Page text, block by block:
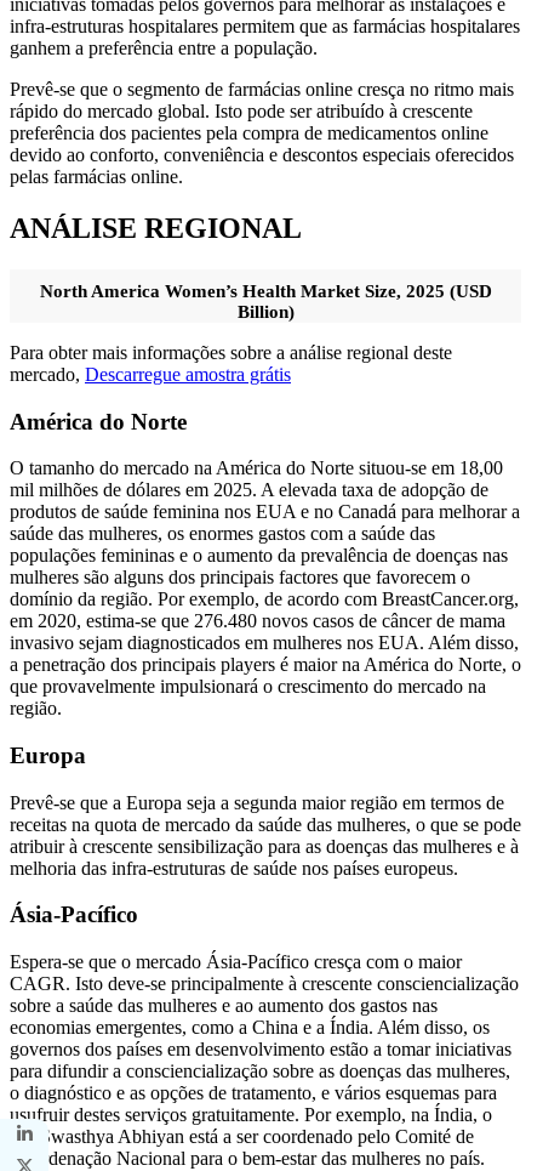
iniciativas tomadas pelos governos para melhorar as instalações e
infra-estruturas hospitalares permitem que as farmácias hospitalares
ganhem a preferência entre a população.
Prevê-se que o segmento de farmácias online cresça no ritmo mais
rápido do mercado global. Isto pode ser atribuído à crescente
preferência dos pacientes pela compra de medicamentos online
devido ao conforto, conveniência e descontos especiais oferecidos
pelas farmácias online.
ANÁLISE REGIONAL
North America Women’s Health Market Size, 2025 (USD
Billion)
Para obter mais informações sobre a análise regional deste
mercado, Descarregue amostra grátis
América do Norte
O tamanho do mercado na América do Norte situou-se em 18,00
mil milhões de dólares em 2025. A elevada taxa de adopção de
produtos de saúde feminina nos EUA e no Canadá para melhorar a
saúde das mulheres, os enormes gastos com a saúde das
populações femininas e o aumento da prevalência de doenças nas
mulheres são alguns dos principais factores que favorecem o
domínio da região. Por exemplo, de acordo com BreastCancer.org,
em 2020, estima-se que 276.480 novos casos de câncer de mama
invasivo sejam diagnosticados em mulheres nos EUA. Além disso,
a penetração dos principais players é maior na América do Norte, o
que provavelmente impulsionará o crescimento do mercado na
região.
Europa
Prevê-se que a Europa seja a segunda maior região em termos de
receitas na quota de mercado da saúde das mulheres, o que se pode
atribuir à crescente sensibilização para as doenças das mulheres e à
melhoria das infra-estruturas de saúde nos países europeus.
Ásia-Pacífico
Espera-se que o mercado Ásia-Pacífico cresça com o maior
CAGR. Isto deve-se principalmente à crescente consciencialização
sobre a saúde das mulheres e ao aumento dos gastos nas
economias emergentes, como a China e a Índia. Além disso, os
governos dos países em desenvolvimento estão a tomar iniciativas
para difundir a consciencialização sobre as doenças das mulheres,
o diagnóstico e as opções de tratamento, e vários esquemas para
usufruir destes serviços gratuitamente. Por exemplo, na Índia, o
Jan Swasthya Abhiyan está a ser coordenado pelo Comité de
Coordenação Nacional para o bem-estar das mulheres no país.